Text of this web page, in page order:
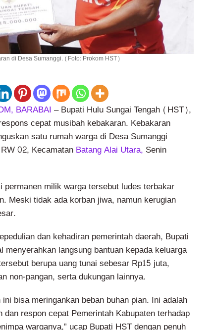
di Desa Sumanggi. (Foto: Prokom HST)
BARABAI– Bupati Hulu Sungai Tengah (HST),
cepat musibah kebakaran. Kebakaran
satu rumah warga di Desa Sumanggi
02, KecamatanBatang Alai Utara, Senin
permanen milik warga tersebut ludes terbakar
Meski tidak ada korban jiwa, namun kerugian
dan kehadiran pemerintah daerah, Bupati
menyerahkan langsung bantuan kepada keluarga
berupa uang tunai sebesar Rp15 juta,
non-pangan, serta dukungan lainnya.
ini bisa meringankan beban buhan pian. Ini adalah
dan respon cepat Pemerintah Kabupaten terhadap